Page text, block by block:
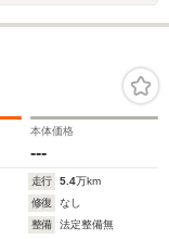
本体価格
---
走行 5.4万km
修復
なし
整備
法定整備無